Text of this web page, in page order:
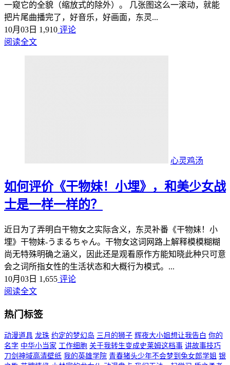
一窥它的全貌（缩放式的除外）。 几张图这么一滚动，就能
把片尾曲播完了，好音乐，好画面，东灵...
10月03日 1,910 评论
阅读全文
心灵鸡汤
如何评价《干物妹！小埋》，和美少女战
士是一样一样的？
近日为了弄明白干物女之实际含义，东灵补番《干物妹！小
埋》干物妹-うまるちゃん。干物女这词网路上解释模模糊糊
尚无特殊明确之涵义，因此还是观看原作方能知晓此种只可意
会之词所指女性的生活状态和大概行为模式。...
10月03日 1,655 评论
阅读全文
热门标签
动漫道具 龙珠 约定的梦幻岛 三月的狮子 辉夜大小姐想让我告白 你的
名字 中华小当家 工作细胞 关于我转生变成史莱姆这档事 讲故事技巧
刀剑神域高清壁纸 我的英雄学院 青春猪头少年不会梦到兔女郎学姐 银